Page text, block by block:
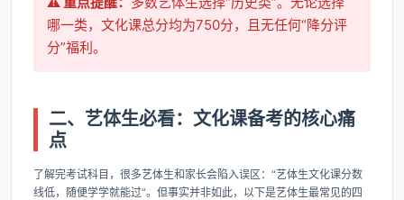
哪一类，文化课总分均为750分，且无任何“降分评
分”福利。
二、艺体生必看：文化课备考的核心痛
点
了解完考试科目，很多艺体生和家长会陷入误区：“艺体生文化课分数
线低，随便学学就能过”。但事实并非如此，以下是艺体生最常见的四